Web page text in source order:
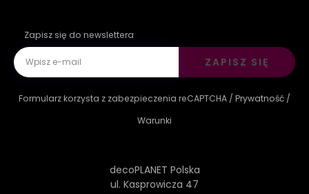
Zapisz się do newslettera
ZAPISZ SIĘ
Formularz korzysta z zabezpieczenia reCAPTCHA / Prywatność /
Warunki
decoPLANET Polska
ul. Kasprowicza 47